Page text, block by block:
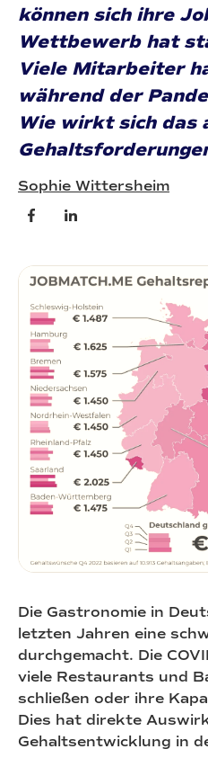
können sich ihre
Wettbewerb hat
Viele Mitarbeiter
während der
Wie wirkt sich das
Sophie Wittersheim
Die Gastronomie in
letzten Jahren eine
durchgemacht. Die
viele Restaurants und
schließen oder ihre
Dies hat direkte
Gehaltsentwicklung in